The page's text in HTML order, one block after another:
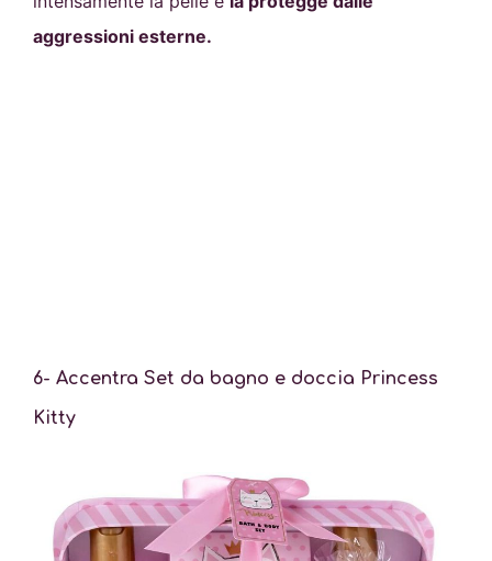
aggressioni esterne.
6- Accentra Set da bagno e doccia Princess
Kitty